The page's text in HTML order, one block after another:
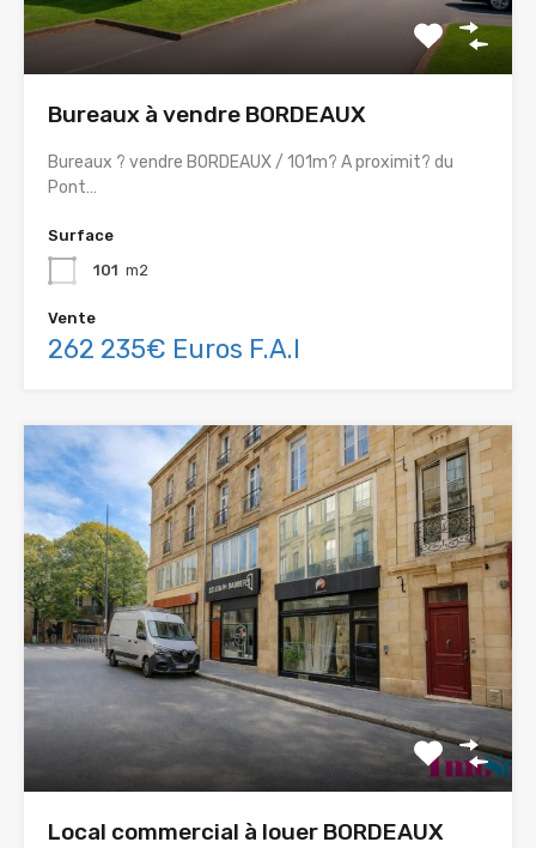
Bureaux à vendre BORDEAUX
Bureaux ? vendre BORDEAUX / 101m? A proximit? du
Pont…
Surface
101 m2
Vente
262 235€ Euros F.A.I
Local commercial à louer BORDEAUX